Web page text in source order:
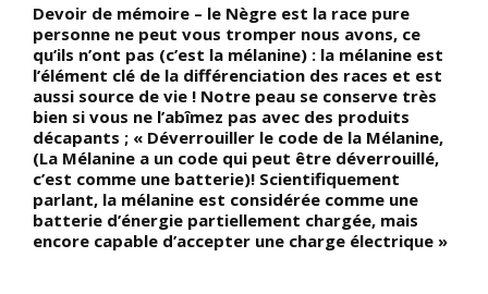
Devoir de mémoire – le Nègre est la race pure
personne ne peut vous tromper nous avons, ce
qu’ils n’ont pas (c’est la mélanine) : la mélanine est
l’élément clé de la différenciation des races et est
aussi source de vie ! Notre peau se conserve très
bien si vous ne l’abîmez pas avec des produits
décapants ; « Déverrouiller le code de la Mélanine,
(La Mélanine a un code qui peut être déverrouillé,
c’est comme une batterie)! Scientifiquement
parlant, la mélanine est considérée comme une
batterie d’énergie partiellement chargée, mais
encore capable d’accepter une charge électrique »